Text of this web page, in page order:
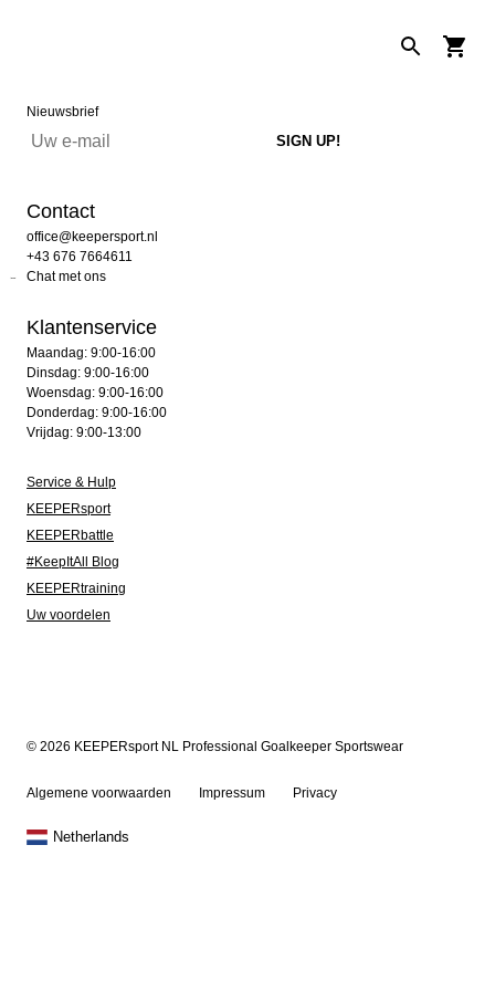
Nieuwsbrief
Contact
office@keepersport.nl
+43 676 7664611
Chat met ons
Klantenservice
Maandag: 9:00-16:00
Dinsdag: 9:00-16:00
Woensdag: 9:00-16:00
Donderdag: 9:00-16:00
Vrijdag: 9:00-13:00
Service & Hulp
KEEPERsport
KEEPERbattle
#KeepItAll Blog
KEEPERtraining
Uw voordelen
© 2026 KEEPERsport NL Professional Goalkeeper Sportswear
Algemene voorwaarden Impressum Privacy
Netherlands